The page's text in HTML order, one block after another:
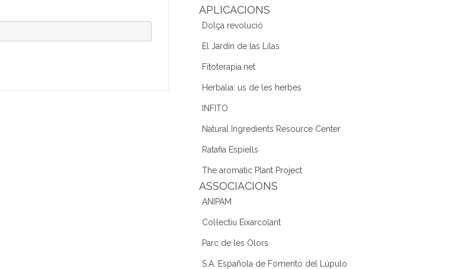
APLICACIONS
Dolça revolució
El Jardín de las Lilas
Fitoterapia.net
Herbalia: us de les herbes
INFITO
Natural Ingredients Resource Center
Ratafia Espiells
The aromatic Plant Project
ASSOCIACIONS
ANIPAM
Col·lectiu Eixarcolant
Parc de les Olors
S.A. Española de Fomento del Lúpulo